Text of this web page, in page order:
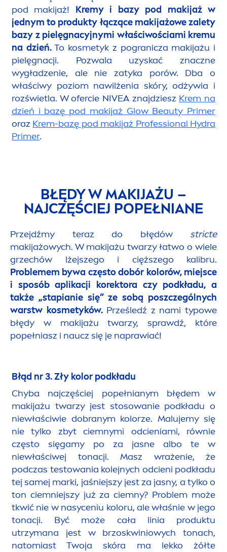
pod makijaż! Kremy i bazy pod makijaż w
jednym to produkty łączące makijażowe zalety
bazy z pielęgnacyjnymi właściwościami kremu
na dzień.To kosmetyk z pogranicza makijażu i
pielęgnacji. Pozwala uzyskać znaczne
wygładzenie, ale nie zatyka porów. Dba o
właściwy poziom nawilżenia skóry, odżywia i
rozświetla. W ofercie NIVEA znajdziesz Krem na
dzień i bazę pod makijaż Glow Beauty Primer
oraz Krem-bazę pod makijaż Professional Hydra
Primer.
BŁĘDY W MAKIJAŻU –
NAJCZĘŚCIEJ POPEŁNIANE
Przejdźmy teraz do błędów stricte
makijażowych. W makijażu twarzy łatwo o wiele
grzechów lżejszego i cięższego kalibru.
Problemem bywa często dobór kolorów, miejsce
i sposób aplikacji korektora czy podkładu, a
także „stapianie się” ze sobą poszczególnych
warstw kosmetyków.Prześledź z nami typowe
błędy w makijażu twarzy, sprawdź, które
popełniasz i naucz się je naprawiać!
Błąd nr 3. Zły kolor podkładu
Chyba najczęściej popełnianym błędem w
makijażu twarzy jest stosowanie podkładu o
niewłaściwie dobranym kolorze. Malujemy się
nie tylko zbyt ciemnymi odcieniami, równie
często sięgamy po za jasne albo te w
niewłaściwej tonacji. Masz wrażenie, że
podczas testowania kolejnych odcieni podkładu
tej samej marki, jaśniejszy jest za jasny, a tylko o
ton ciemniejszy już za ciemny? Problem może
tkwić nie w nasyceniu koloru, ale właśnie w jego
tonacji. Być może cała linia produktu
utrzymana jest w brzoskwiniowych tonach,
natomiast Twoja skóra ma lekko żółte